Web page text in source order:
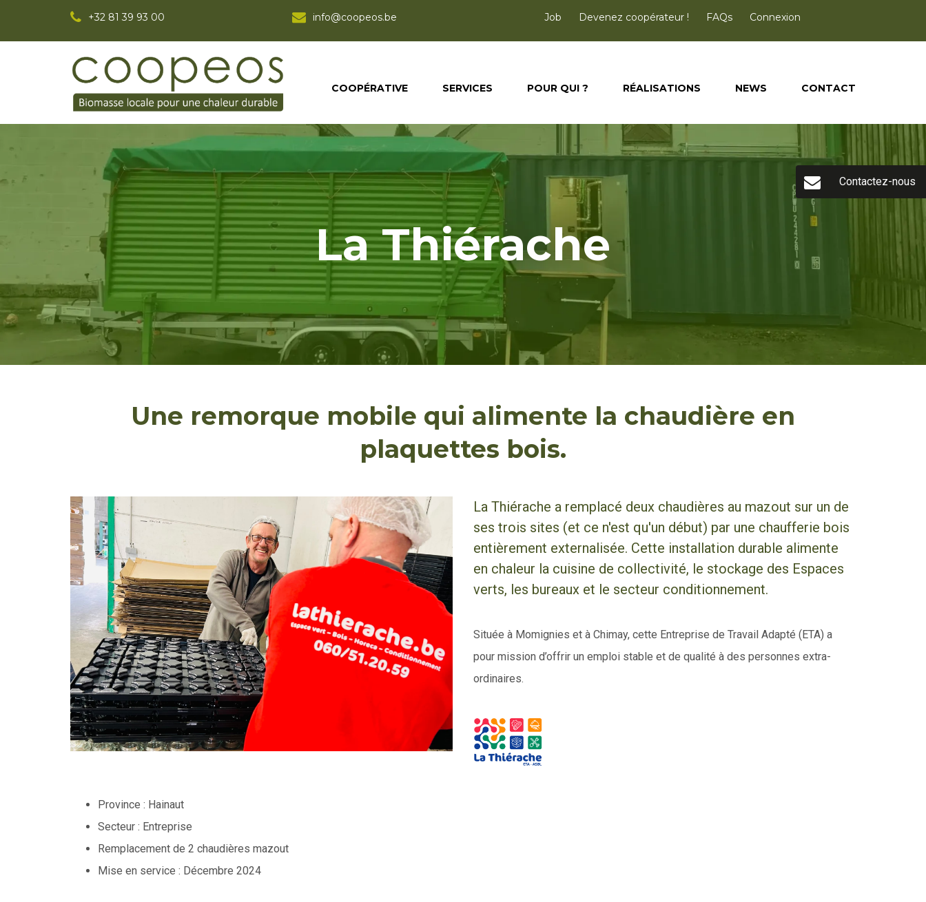
COOPÉRATIVE SERVICES POUR QUI ? RÉALISATIONS NEWS CONTACT
Job Devenez coopérateur ! FAQs Connexion
+32 81 39 93 00 info@coopeos.be
La Thiérache
Une remorque mobile qui alimente la chaudière en
plaquettes bois.
La Thiérache a remplacé deux chaudières au mazout sur un de
ses trois sites (et ce n'est qu'un début) par une chaufferie bois
entièrement externalisée. Cette installation durable alimente
en chaleur la cuisine de collectivité, le stockage des Espaces
verts, les bureaux et le secteur conditionnement.
Située à Momignies et à Chimay, cette Entreprise de Travail Adapté (ETA) a
pour mission d’offrir un emploi stable et de qualité à des personnes extra-
ordinaires.
Province : Hainaut
Secteur : Entreprise
Remplacement de 2 chaudières mazout
Mise en service : Décembre 2024
Contactez-nous